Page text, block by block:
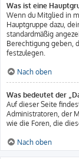
Was ist eine
Wenn du Mitglied in
Hauptgruppe dazu,
standardmäßig
Berechtigung geben,
festzulegen.
Nach oben
Was bedeutet der
Auf dieser Seite
Administratoren, der
wie die Foren, die
Nach oben